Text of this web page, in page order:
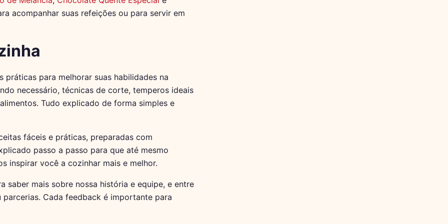
acompanhar suas refeições ou para servir em
para melhorar suas habilidades na
necessário, técnicas de corte, temperos ideais
Tudo explicado de forma simples e
fáceis e práticas, preparadas com
passo a passo para que até mesmo
inspirar você a cozinhar mais e melhor.
saber mais sobre nossa história e equipe, e entre
Cada feedback é importante para